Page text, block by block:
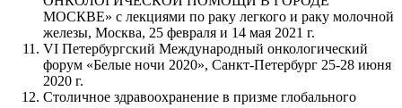
МОСКВЕ» с лекциями по раку легкого и раку молочной
железы, Москва, 25 февраля и 14 мая 2021 г.
VI Петербургский Международный онкологический
форум «Белые ночи 2020», Санкт-Петербург 25-28 июня
2020 г.
Столичное здравоохранение в призме глобального